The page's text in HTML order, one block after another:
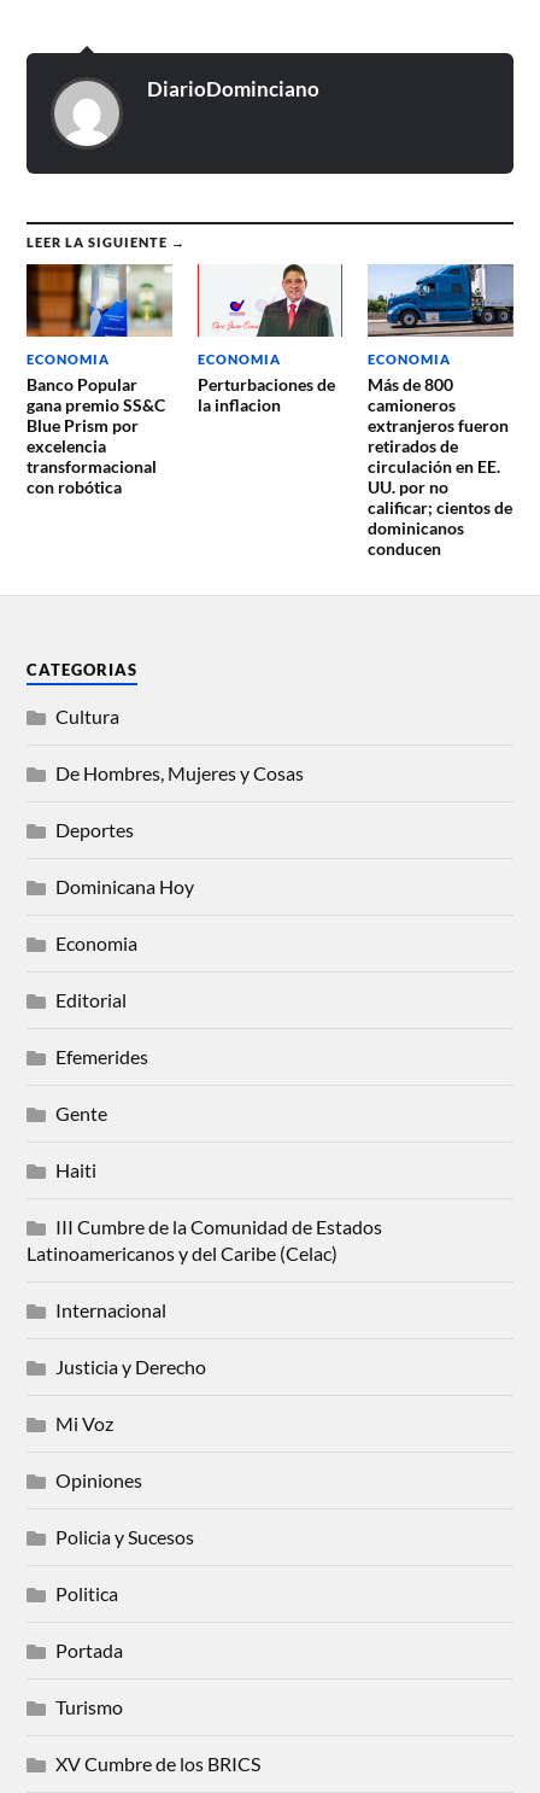
DiarioDominciano
LEER LA SIGUIENTE →
ECONOMIA
Banco Popular
gana premio SS&C
Blue Prism por
excelencia
transformacional
con robótica
ECONOMIA
Perturbaciones de
la inflacion
ECONOMIA
Más de 800
camioneros
extranjeros fueron
retirados de
circulación en EE.
UU. por no
calificar; cientos de
dominicanos
conducen
CATEGORIAS
Cultura
De Hombres, Mujeres y Cosas
Deportes
Dominicana Hoy
Economia
Editorial
Efemerides
Gente
Haiti
III Cumbre de la Comunidad de Estados
Latinoamericanos y del Caribe (Celac)
Internacional
Justicia y Derecho
Mi Voz
Opiniones
Policia y Sucesos
Politica
Portada
Turismo
XV Cumbre de los BRICS